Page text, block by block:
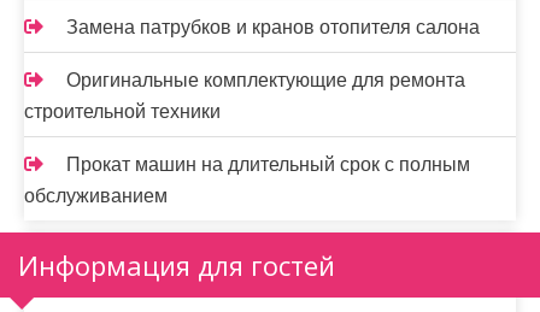
Замена патрубков и кранов отопителя салона
Оригинальные комплектующие для ремонта
строительной техники
Прокат машин на длительный срок с полным
обслуживанием
Информация для гостей